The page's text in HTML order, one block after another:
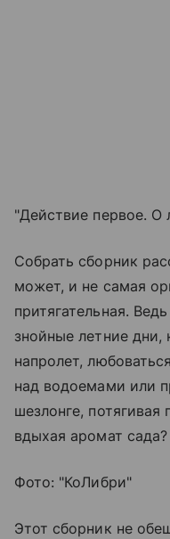
"Действие первое. О
Собрать сборник
может, и не самая
притягательная.
знойные летние дни,
напролет,
над водоемами или
шезлонге,
вдыхая аромат сада?
Фото: "КоЛибри"
Этот сборник не